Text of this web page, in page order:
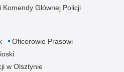
Komendy Głównej Policji
Oficerowie Prasowi
w Olsztynie